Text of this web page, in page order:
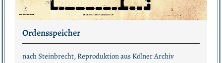
Ordensspeicher
nach Steinbrecht, Reproduktion aus Kölner Archiv